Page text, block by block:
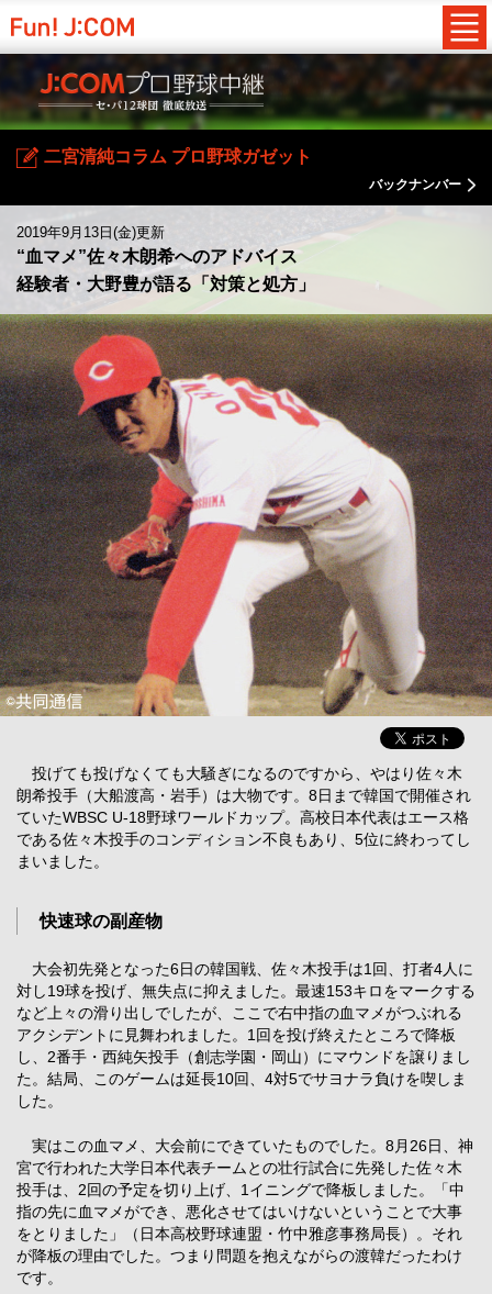
二宮清純コラム プロ野球ガゼット
バックナンバー
2019年9月13日(金)更新
“血マメ”佐々木朗希へのアドバイス
経験者・大野豊が語る「対策と処方」
投げても投げなくても大騒ぎになるのですから、やはり佐々木
朗希投手（大船渡高・岩手）は大物です。8日まで韓国で開催され
ていたWBSC U-18野球ワールドカップ。高校日本代表はエース格
である佐々木投手のコンディション不良もあり、5位に終わってし
まいました。
快速球の副産物
大会初先発となった6日の韓国戦、佐々木投手は1回、打者4人に
対し19球を投げ、無失点に抑えました。最速153キロをマークする
など上々の滑り出しでしたが、ここで右中指の血マメがつぶれる
アクシデントに見舞われました。1回を投げ終えたところで降板
し、2番手・西純矢投手（創志学園・岡山）にマウンドを譲りまし
た。結局、このゲームは延長10回、4対5でサヨナラ負けを喫しま
した。
実はこの血マメ、大会前にできていたものでした。8月26日、神
宮で行われた大学日本代表チームとの壮行試合に先発した佐々木
投手は、2回の予定を切り上げ、1イニングで降板しました。「中
指の先に血マメができ、悪化させてはいけないということで大事
をとりました」（日本高校野球連盟・竹中雅彦事務局長）。それ
が降板の理由でした。つまり問題を抱えながらの渡韓だったわけ
です。